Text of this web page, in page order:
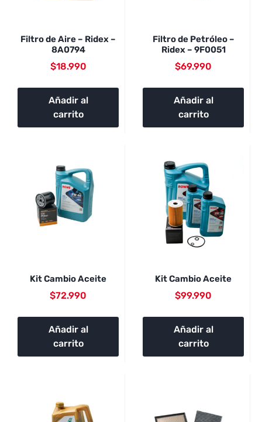
Filtro de Aire – Ridex –
8A0794
$18.990
Añadir al
carrito
Filtro de Petróleo –
Ridex – 9F0051
$69.990
Añadir al
carrito
Kit Cambio Aceite
$72.990
Añadir al
carrito
Kit Cambio Aceite
$99.990
Añadir al
carrito